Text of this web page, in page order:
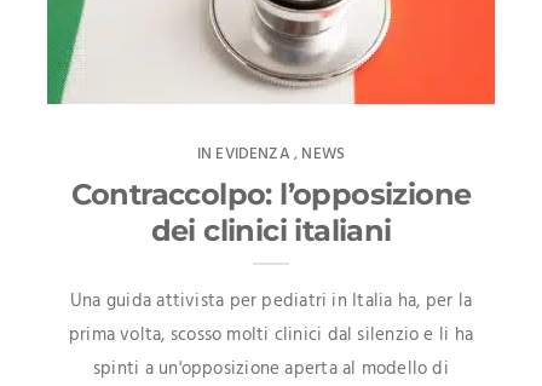
IN EVIDENZA , NEWS
Contraccolpo: l’opposizione
dei clinici italiani
Una guida attivista per pediatri in Italia ha, per la
prima volta, scosso molti clinici dal silenzio e li ha
spinti a un'opposizione aperta al modello di